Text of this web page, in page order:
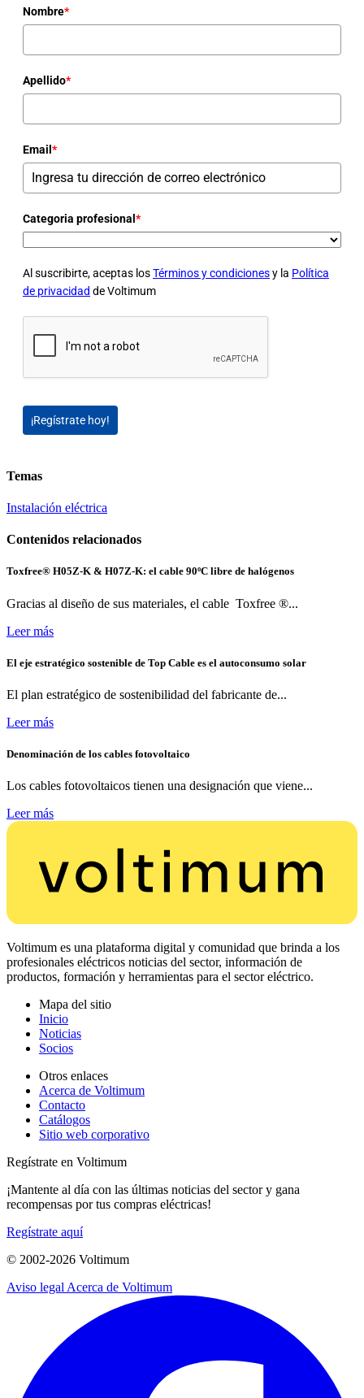
Nombre*
Apellido*
Email *
Categoria profesional *
Al suscribirte, aceptas losTérminos y condicionesy la Política
de privacidad de Voltimum
¡Regístrate hoy!
Temas
Instalación eléctrica
Contenidos relacionados
Toxfree® H05Z-K & H07Z-K: el cable 90ºC libre de halógenos
Gracias al diseño de sus materiales, el cable Toxfree ®...
Leer más
El eje estratégico sostenible de Top Cable es el autoconsumo solar
El plan estratégico de sostenibilidad del fabricante de...
Leer más
Denominación de los cables fotovoltaico
Los cables fotovoltaicos tienen una designación que viene...
Leer más
Voltimum es una plataforma digital y comunidad que brinda a los
profesionales eléctricos noticias del sector, información de
productos, formación y herramientas para el sector eléctrico.
Mapa del sitio
Inicio
Noticias
Socios
Otros enlaces
Acerca de Voltimum
Contacto
Catálogos
Sitio web corporativo
Regístrate en Voltimum
¡Mantente al día con las últimas noticias del sector y gana
recompensas por tus compras eléctricas!
Regístrate aquí
© 2002-2026 Voltimum
Aviso legal Acerca de Voltimum